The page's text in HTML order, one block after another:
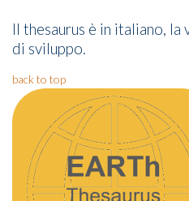
Il thesaurus è in italiano, la
di sviluppo.
back to top